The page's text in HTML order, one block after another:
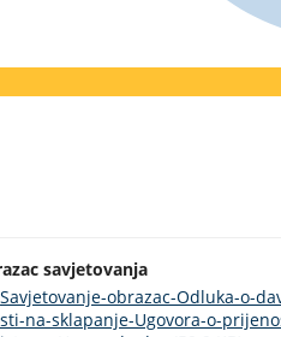
savjetovanja
Savjetovanje-obrazac-Odluka-o-
na-sklapanje-Ugovora-o-